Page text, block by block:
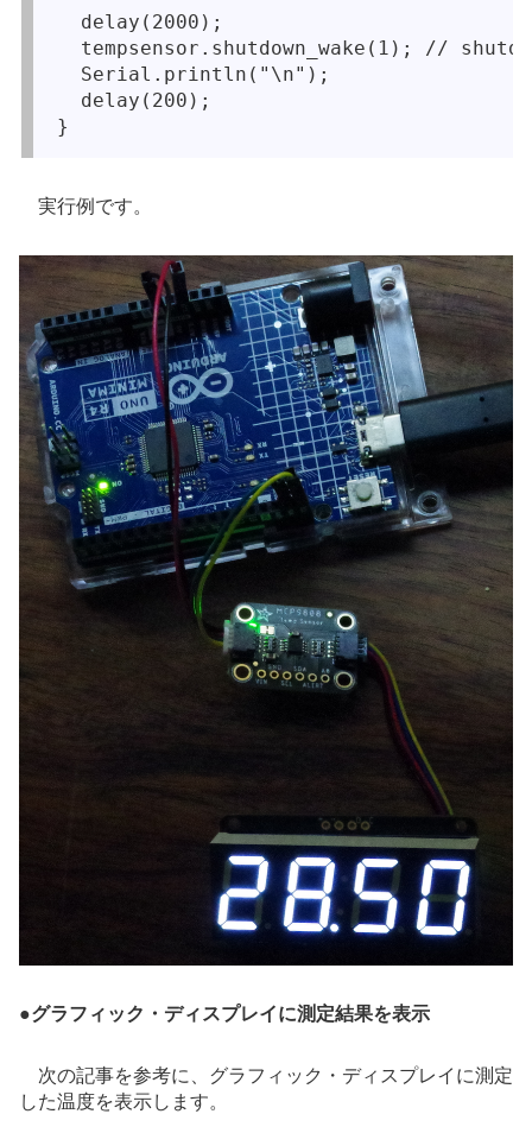
  delay(2000);
tempsensor.shutdown_wake(1); //
  Serial.println("\n");
  delay(200);
実行例です。
●グラフィック・ディスプレイに測定結果を表示
次の記事を参考に、グラフィック・ディスプレイに測定
した温度を表示します。